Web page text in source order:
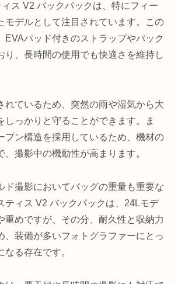
ス V2 バックパックは、特にフィー
モデルとして注目されています。この
EVAパッド付きのストラップやバック
り、長時間の使用でも快適さを維持し
れているため、突然の雨や湿気から大
しっかりと守ることができます。ま
プン構造を採用しているため、機材の
、撮影中の機動性が高まります。
ド撮影においてバッグの重量も重要な
ティス V2 バックパックは、24Lモデ
重めですが、その分、耐久性と収納力
、装備が多いフォトグラファーにとっ
る存在です。